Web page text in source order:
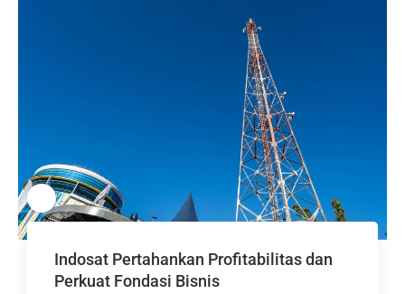
Indosat Pertahankan Profitabilitas dan
Perkuat Fondasi Bisnis